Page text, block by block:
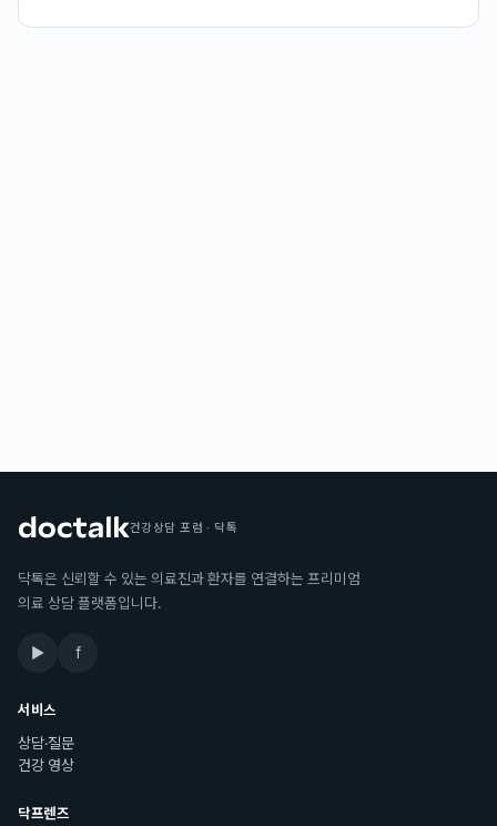
건강상담 포럼 · 닥톡
닥톡은 신뢰할 수 있는 의료진과 환자를 연결하는 프리미엄
의료 상담 플랫폼입니다.
▶ f
서비스
상담·질문
건강 영상
닥프렌즈